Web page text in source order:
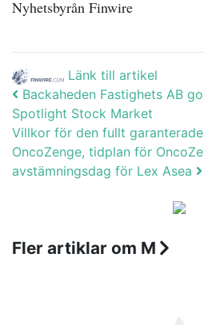
Nyhetsbyrån Finwire
Länk till artikel
Post
Backaheden Fastighets AB
Spotlight Stock Market
Villkor för den fullt
OncoZenge, tidplan för
avstämningsdag för Lex Asea
Fler artiklar om M